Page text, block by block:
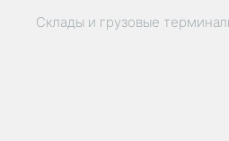
Склады и грузовые